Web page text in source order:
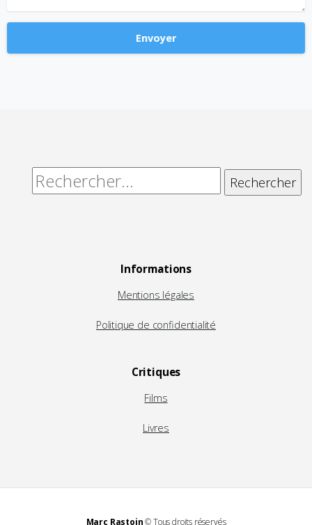
Rechercher :
Informations
Mentions légales
Politique de confidentialité
Critiques
Films
Livres
Marc Rastoin© Tous droits réservés